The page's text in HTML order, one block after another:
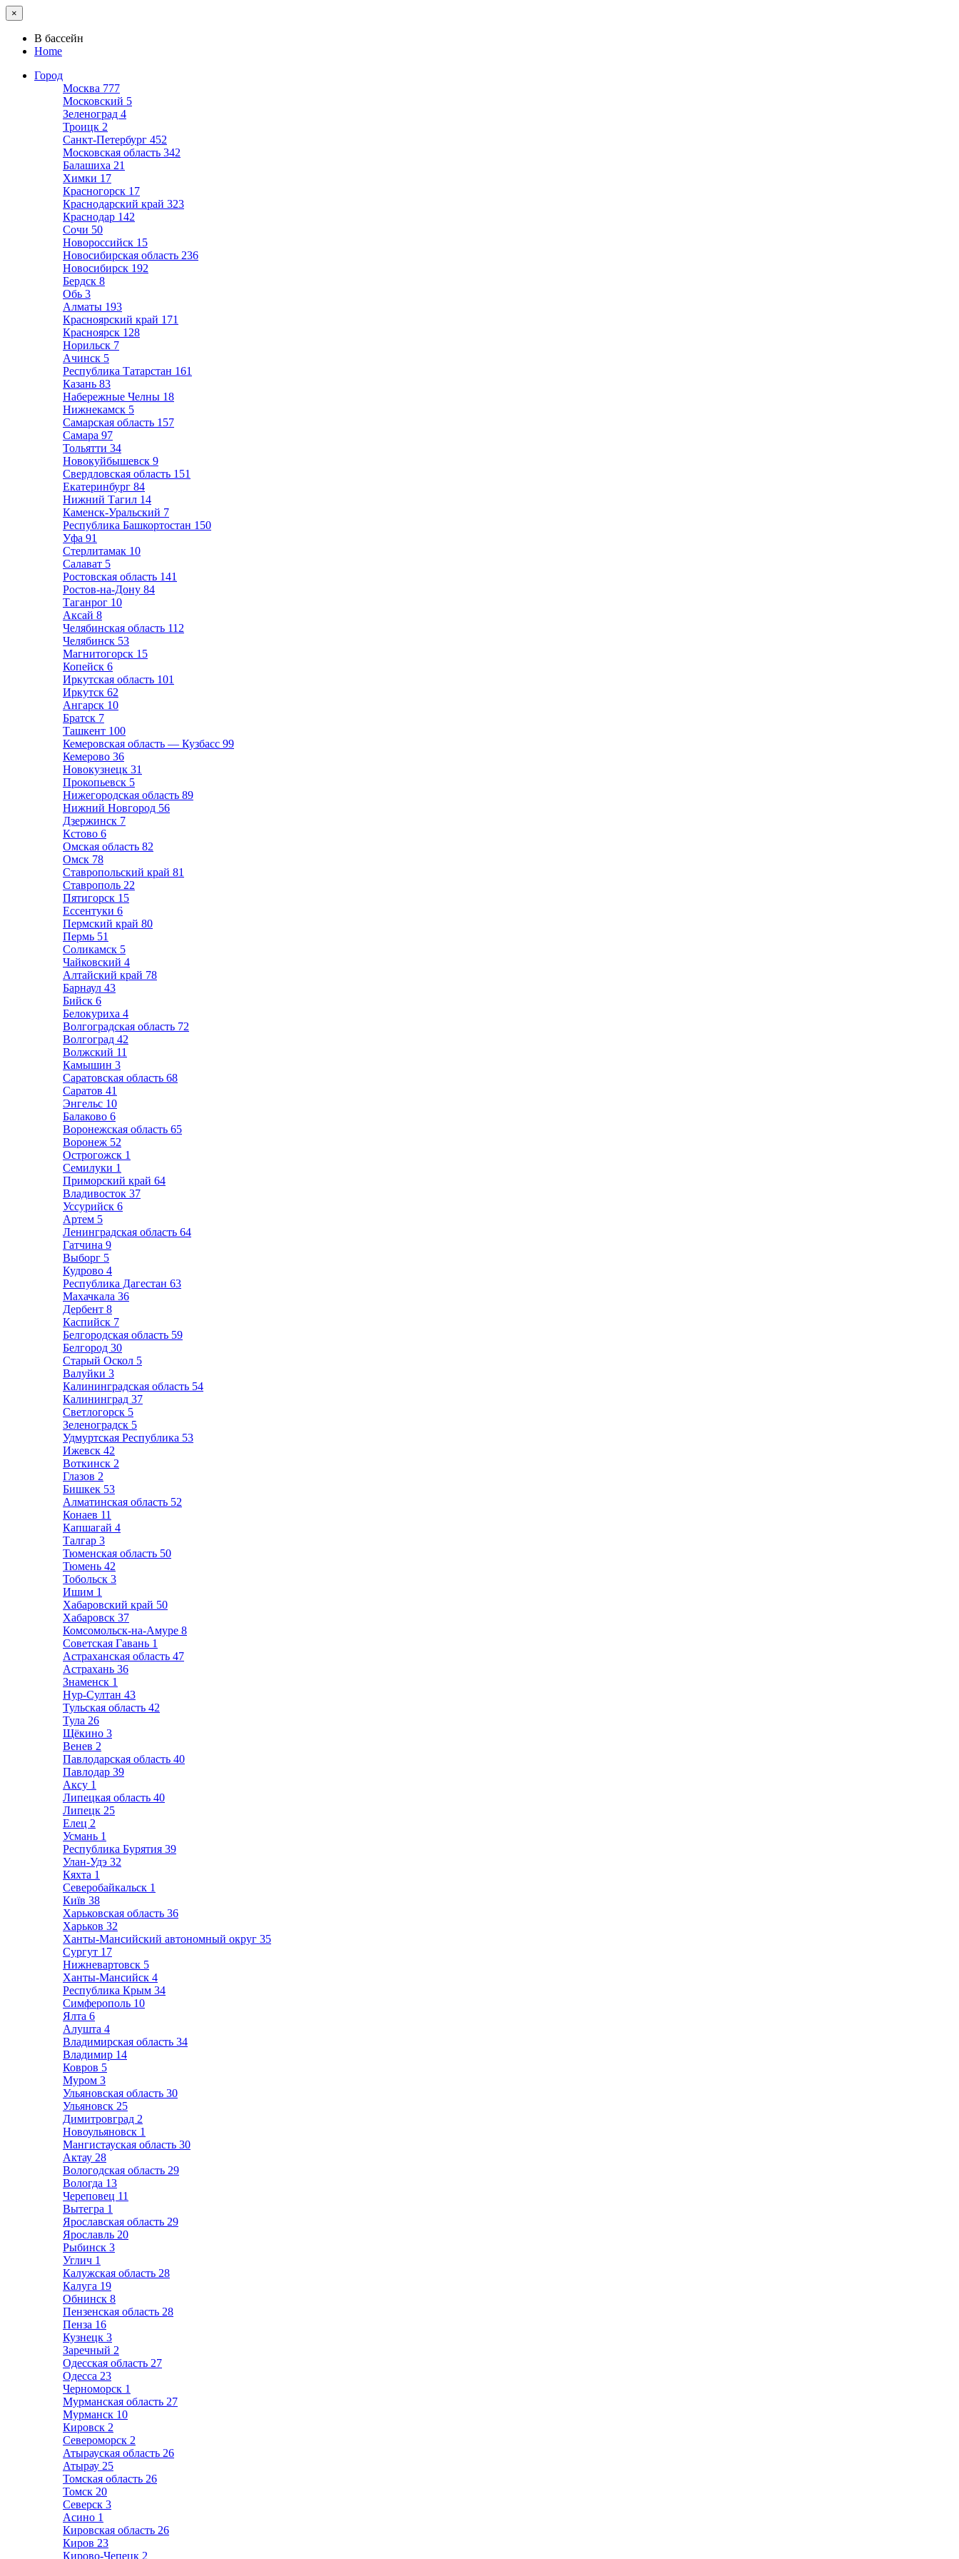
×
В бассейн
Home
Город
Москва 777
Московский 5
Зеленоград 4
Троицк 2
Санкт-Петербург 452
Московская область 342
Балашиха 21
Химки 17
Красногорск 17
Краснодарский край 323
Краснодар 142
Сочи 50
Новороссийск 15
Новосибирская область 236
Новосибирск 192
Бердск 8
Обь 3
Алматы 193
Красноярский край 171
Красноярск 128
Норильск 7
Ачинск 5
Республика Татарстан 161
Казань 83
Набережные Челны 18
Нижнекамск 5
Самарская область 157
Самара 97
Тольятти 34
Новокуйбышевск 9
Свердловская область 151
Екатеринбург 84
Нижний Тагил 14
Каменск-Уральский 7
Республика Башкортостан 150
Уфа 91
Стерлитамак 10
Салават 5
Ростовская область 141
Ростов-на-Дону 84
Таганрог 10
Аксай 8
Челябинская область 112
Челябинск 53
Магнитогорск 15
Копейск 6
Иркутская область 101
Иркутск 62
Ангарск 10
Братск 7
Ташкент 100
Кемеровская область — Кузбасс 99
Кемерово 36
Новокузнецк 31
Прокопьевск 5
Нижегородская область 89
Нижний Новгород 56
Дзержинск 7
Кстово 6
Омская область 82
Омск 78
Ставропольский край 81
Ставрополь 22
Пятигорск 15
Ессентуки 6
Пермский край 80
Пермь 51
Соликамск 5
Чайковский 4
Алтайский край 78
Барнаул 43
Бийск 6
Белокуриха 4
Волгоградская область 72
Волгоград 42
Волжский 11
Камышин 3
Саратовская область 68
Саратов 41
Энгельс 10
Балаково 6
Воронежская область 65
Воронеж 52
Острогожск 1
Семилуки 1
Приморский край 64
Владивосток 37
Уссурийск 6
Артем 5
Ленинградская область 64
Гатчина 9
Выборг 5
Кудрово 4
Республика Дагестан 63
Махачкала 36
Дербент 8
Каспийск 7
Белгородская область 59
Белгород 30
Старый Оскол 5
Валуйки 3
Калининградская область 54
Калининград 37
Светлогорск 5
Зеленоградск 5
Удмуртская Республика 53
Ижевск 42
Воткинск 2
Глазов 2
Бишкек 53
Алматинская область 52
Конаев 11
Капшагай 4
Талгар 3
Тюменская область 50
Тюмень 42
Тобольск 3
Ишим 1
Хабаровский край 50
Хабаровск 37
Комсомольск-на-Амуре 8
Советская Гавань 1
Астраханская область 47
Астрахань 36
Знаменск 1
Нур-Султан 43
Тульская область 42
Тула 26
Щёкино 3
Венев 2
Павлодарская область 40
Павлодар 39
Аксу 1
Липецкая область 40
Липецк 25
Елец 2
Усмань 1
Республика Бурятия 39
Улан-Удэ 32
Кяхта 1
Северобайкальск 1
Київ 38
Харьковская область 36
Харьков 32
Ханты-Мансийский автономный округ 35
Сургут 17
Нижневартовск 5
Ханты-Мансийск 4
Республика Крым 34
Симферополь 10
Ялта 6
Алушта 4
Владимирская область 34
Владимир 14
Ковров 5
Муром 3
Ульяновская область 30
Ульяновск 25
Димитровград 2
Новоульяновск 1
Мангистауская область 30
Актау 28
Вологодская область 29
Вологда 13
Череповец 11
Вытегра 1
Ярославская область 29
Ярославль 20
Рыбинск 3
Углич 1
Калужская область 28
Калуга 19
Обнинск 8
Пензенская область 28
Пенза 16
Кузнецк 3
Заречный 2
Одесская область 27
Одесса 23
Черноморск 1
Мурманская область 27
Мурманск 10
Кировск 2
Североморск 2
Атырауская область 26
Атырау 25
Томская область 26
Томск 20
Северск 3
Асино 1
Кировская область 26
Киров 23
Кирово-Чепецк 2